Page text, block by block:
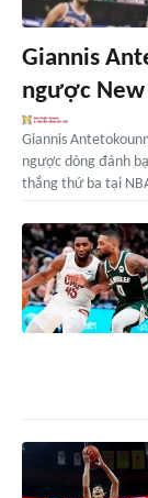
Giannis
ngược New
Giannis
ngược dòng đánh
thắng thứ ba tại